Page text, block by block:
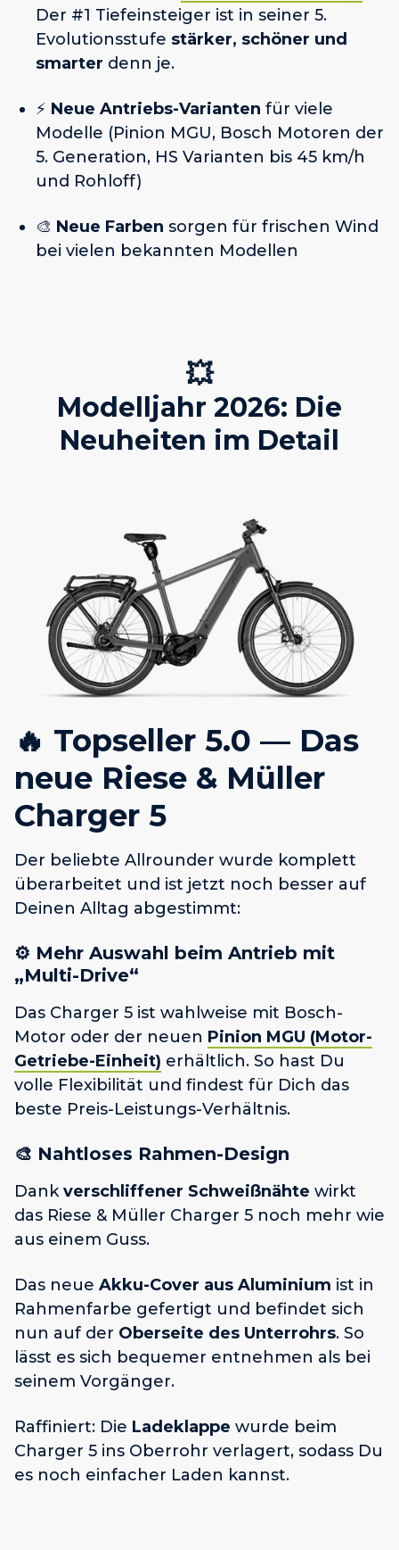
Der #1 Tiefeinsteiger ist in seiner 5.
Evolutionsstufe stärker, schöner und
smarter denn je.
⚡️ Neue Antriebs-Varianten für viele
Modelle (Pinion MGU, Bosch Motoren der
5. Generation, HS Varianten bis 45 km/h
und Rohloff)
🎨 Neue Farben sorgen für frischen Wind
bei vielen bekannten Modellen
💥
Modelljahr 2026: Die
Neuheiten im Detail
🔥 Topseller 5.0 — Das
neue Riese & Müller
Charger 5
Der beliebte Allrounder wurde komplett
überarbeitet und ist jetzt noch besser auf
Deinen Alltag abgestimmt:
⚙️ Mehr Auswahl beim Antrieb mit
„Multi-Drive“
Das Charger 5 ist wahlweise mit Bosch-
Motor oder der neuen Pinion MGU (Motor-
Getriebe-Einheit) erhältlich. So hast Du
volle Flexibilität und findest für Dich das
beste Preis-Leistungs-Verhältnis.
🎨 Nahtloses Rahmen-Design
Dankverschliffener Schweißnähte wirkt
das Riese & Müller Charger 5 noch mehr wie
aus einem Guss.
Das neue Akku-Cover aus Aluminium ist in
Rahmenfarbe gefertigt und befindet sich
nun auf der Oberseite des Unterrohrs. So
lässt es sich bequemer entnehmen als bei
seinem Vorgänger.
Raffiniert: Die Ladeklappe wurde beim
Charger 5 ins Oberrohr verlagert, sodass Du
es noch einfacher Laden kannst.